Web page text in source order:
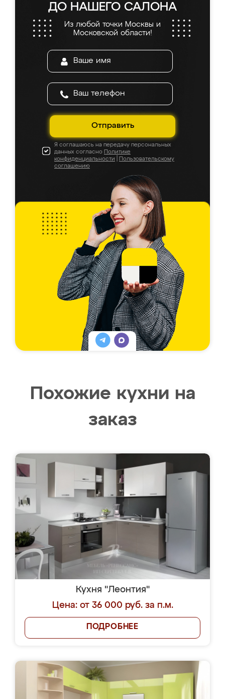
ДО НАШЕГО САЛОНА
Из любой точки Москвы и
Московской области!
Отправить
Я соглашаюсь на передачу персональных
данных согласно Политике
конфиденциальности
Пользовательскому
соглашению
Похожие кухни на
заказ
Кухня "Леонтия"
Цена: от 36 000 руб. за п.м.
ПОДРОБНЕЕ